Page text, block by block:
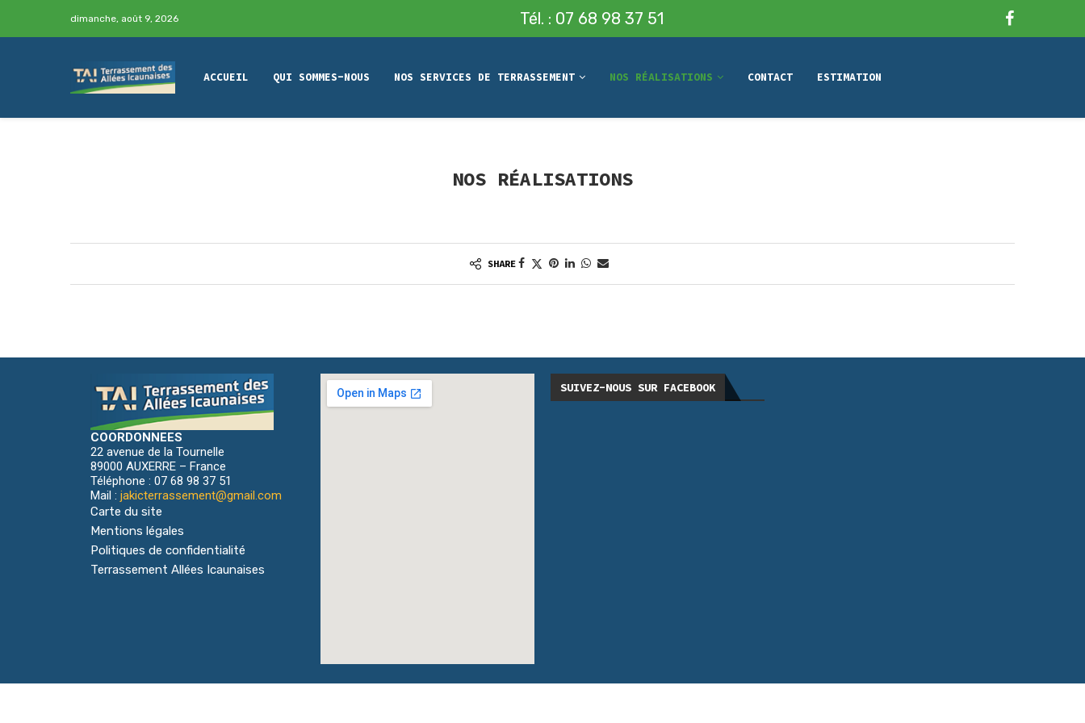
dimanche, août 9, 2026 Tél. : 07 68 98 37 51
ACCUEIL QUI SOMMES-NOUS NOS SERVICES DE TERRASSEMENT NOS RÉALISATIONS CONTACT ESTIMATION
NOS RÉALISATIONS
SHARE
COORDONNEES
22 avenue de la Tournelle
89000 AUXERRE – France
Téléphone : 07 68 98 37 51
Mail : jakicterrassement@gmail.com
Carte du site
Mentions légales
Politiques de confidentialité
Terrassement Allées Icaunaises
SUIVEZ-NOUS SUR FACEBOOK